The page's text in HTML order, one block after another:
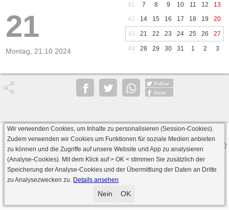
21
Montag, 21.10.2024
41
7 8 9 10 11 12
13
42
14 15 16 17 18 19 20
43 21 22 23 24 25 26 27
44 28 29 30 31 1 2 3
Follow
Seite
Datenschutz AGB
Impressum
· Serverversion: 2026 6.241 · registrierte Spieler: 501.083 ·
Online Skat Server: 142 (private Server:136)
Wir verwenden Cookies, um Inhalte zu personalisieren (Session-Cookies).
Zudem verwenden wir Cookies um Funktionen für soziale Medien anbieten
zu können und die Zugriffe auf unsere Website und App zu analysieren
(Analyse-Cookies). Mit dem Klick auf> OK < stimmen Sie zusätzlich der
Speicherung der Analyse-Cookies und der Übermittlung der Daten an Dritte
zu Analysezwecken zu. Details ansehen
Nein OK